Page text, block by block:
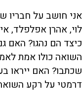
אני חושב על חבריו
לוי, אהרן אפלפלד,
כיצד הם נהגו? האם
השואה כולו אמת
שכתבו? האם ייראו
דרמטי על רקע